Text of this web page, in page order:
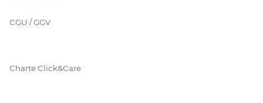
CGU / GGV
Charte Click&Care